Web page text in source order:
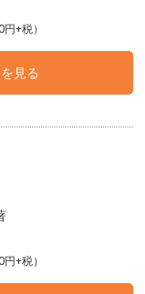
+税）
見る
+税）